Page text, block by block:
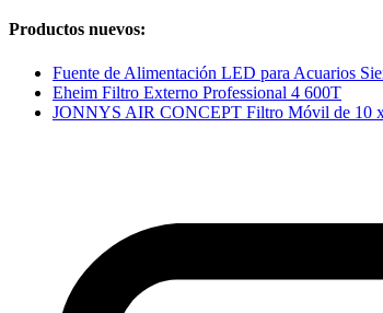
Productos nuevos:
Fuente de Alimentación LED para Acuarios
Eheim Filtro Externo Professional 4 600T
JONNYS AIR CONCEPT Filtro Móvil de 10